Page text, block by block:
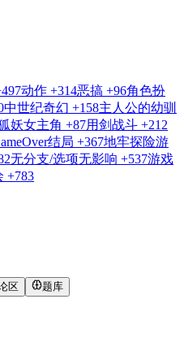
动作 +314恶搞 +96角色扮
中世纪奇幻 +158主人公的幼驯
妖女主角 +87用剑战斗 +212
结局 +367地牢探险游
无分支/选项无影响 +537游戏
+783
区 题库